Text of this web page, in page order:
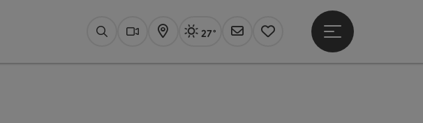
SuchenWebcams
KarteAktuelles Wetter Linz, sonnig
27°
Newsletter
Merkzettel
Hauptmenü öffnen